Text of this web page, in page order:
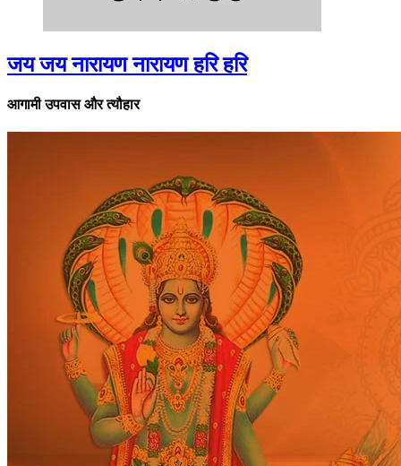
जय जय नारायण नारायण हरि हरि
आगामी उपवास और त्यौहार